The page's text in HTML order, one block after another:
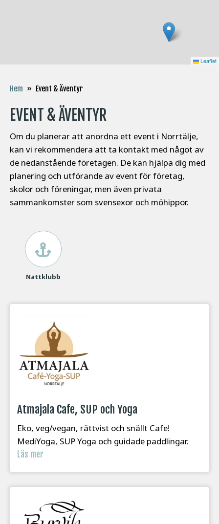
Leaflet
Hem » Event & Äventyr
EVENT & ÄVENTYR
Om du planerar att anordna ett event i Norrtälje,
kan vi rekommendera att ta kontakt med något av
de nedanstående företagen. De kan hjälpa dig med
planering och utförande av event för företag,
skolor och föreningar, men även privata
sammankomster som svensexor och möhippor.
Nattklubb
Atmajala Cafe, SUP och Yoga
Eko, veg/vegan, rättvist och snällt Cafe!
MediYoga, SUP Yoga och guidade paddlingar.
Läs mer